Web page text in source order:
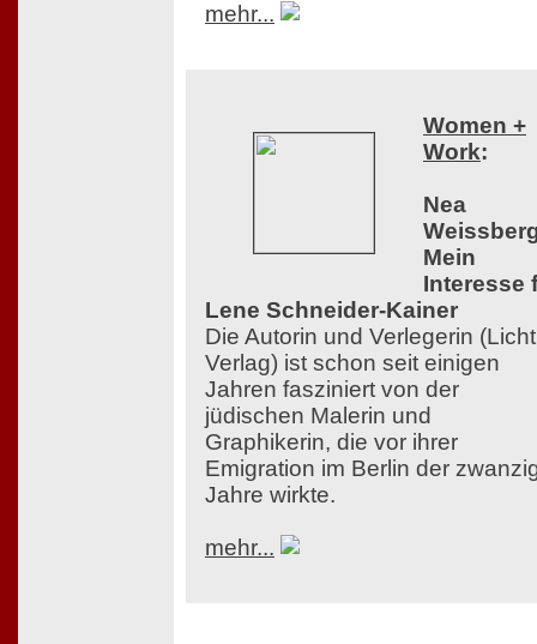
mehr...
Women +
Work:
Nea
Mein
Interesse
Lene Schneider-Kainer
Die Autorin und Verlegerin
Verlag) ist schon seit einigen
Jahren fasziniert von der
jüdischen Malerin und
Graphikerin, die vor ihrer
Emigration im Berlin der
Jahre wirkte.
mehr...